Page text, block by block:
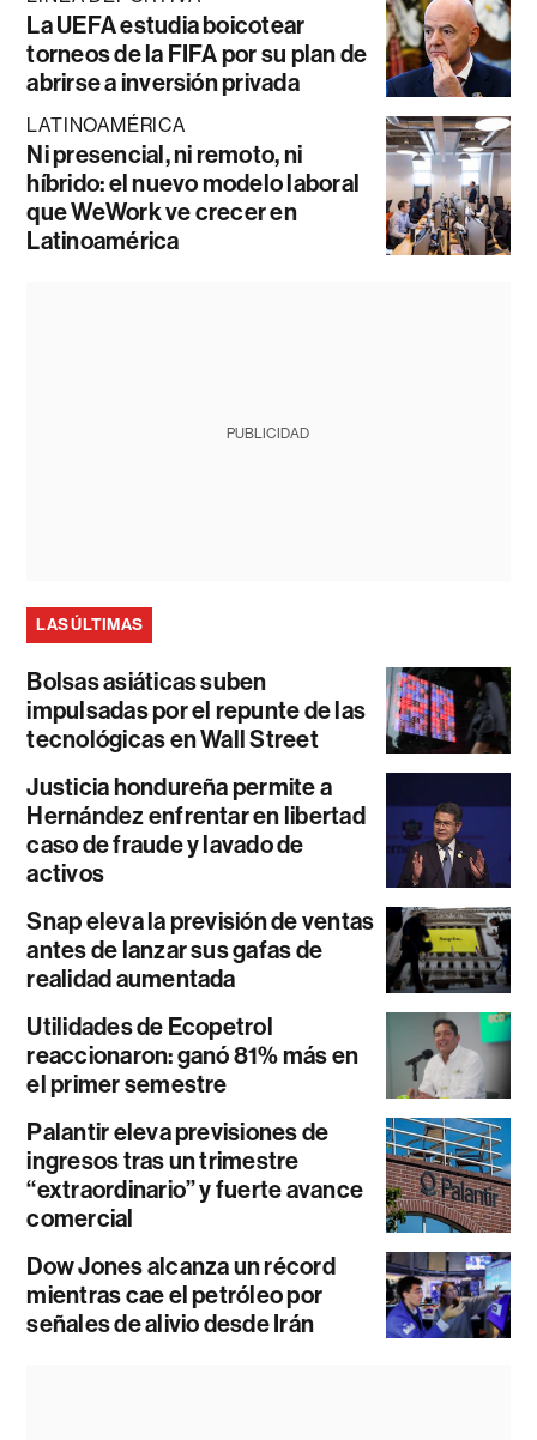
La UEFA estudia boicotear
torneos de la FIFA por su plan de
abrirse a inversión privada
LATINOAMÉRICA
Ni presencial, ni remoto, ni
híbrido: el nuevo modelo laboral
que WeWork ve crecer en
Latinoamérica
PUBLICIDAD
LAS ÚLTIMAS
Bolsas asiáticas suben
impulsadas por el repunte de las
tecnológicas en Wall Street
Justicia hondureña permite a
Hernández enfrentar en libertad
caso de fraude y lavado de
activos
Snap eleva la previsión de ventas
antes de lanzar sus gafas de
realidad aumentada
Utilidades de Ecopetrol
reaccionaron: ganó 81% más en
el primer semestre
Palantir eleva previsiones de
ingresos tras un trimestre
“extraordinario” y fuerte avance
comercial
Dow Jones alcanza un récord
mientras cae el petróleo por
señales de alivio desde Irán